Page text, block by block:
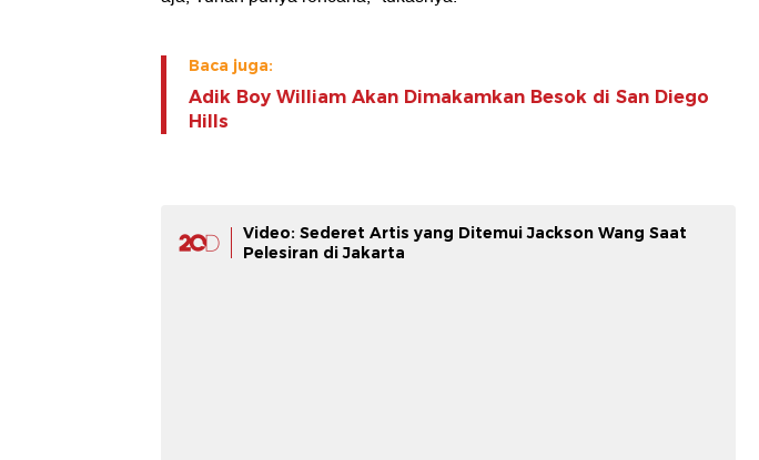
Baca juga:
Adik Boy William Akan Dimakamkan Besok di San Diego
Hills
Video: Sederet Artis yang Ditemui Jackson Wang Saat
Pelesiran di Jakarta